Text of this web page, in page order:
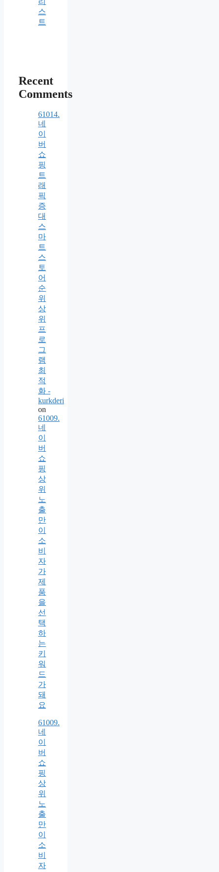
스
트
Recent
Comments
61014.
네
이
버
쇼
핑
트
래
픽
증
대
스
마
트
스
토
어
순
위
상
위
프
로
그
램
최
적
화 -
kurkderi
on
61009.
네
이
버
쇼
핑
상
위
노
출
만
이
소
비
자
가
제
품
을
선
택
하
는
키
워
드
가
돼
요
61009.
네
이
버
쇼
핑
상
위
노
출
만
이
소
비
자